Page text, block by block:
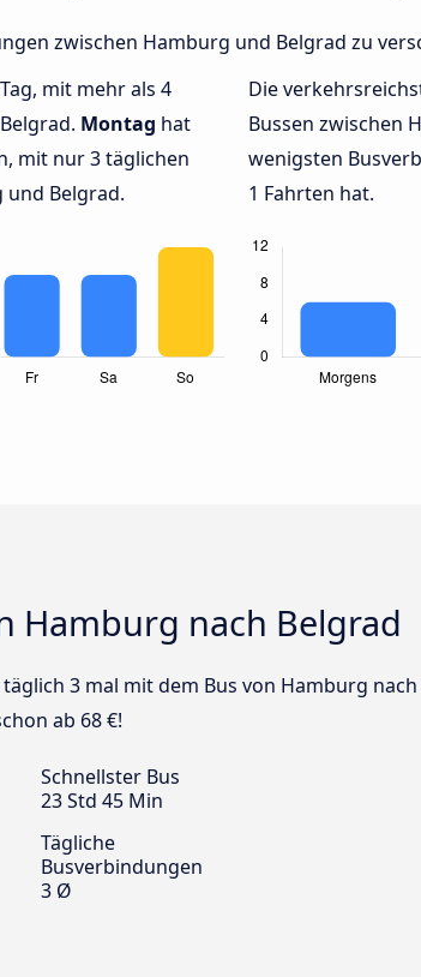
zwischen Hamburg und Belgrad zu
mit mehr als 4
Montag hat
mit nur 3 täglichen
und Belgrad.
Die
Bussen zwischen
wenigsten
1 Fahrten hat.
Hamburg nach Belgrad
3 mal mit dem Bus von Hamburg
ab 68 €!
Schnellster Bus
23 Std 45 Min
Tägliche
Busverbindungen
3 Ø